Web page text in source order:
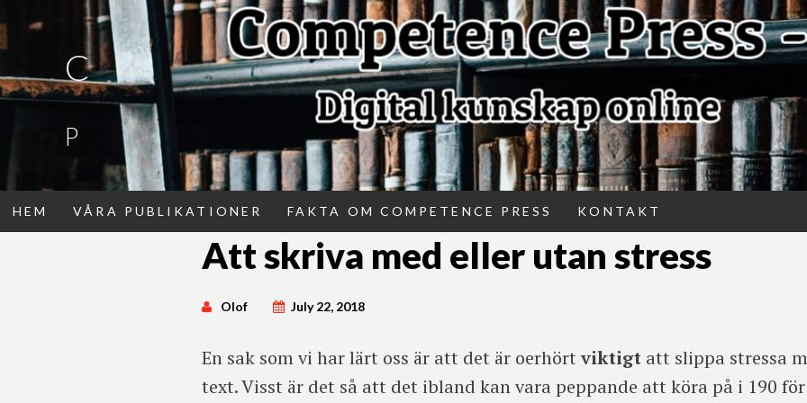
C
P
HEM VÅRA PUBLIKATIONER FAKTA OM COMPETENCE PRESS KONTAKT
Att skriva med eller utan stress
Olof July 22, 2018
En sak som vi har lärt oss är att det är oerhörtviktigt att slippa stressa
text. Visst är det så att det ibland kan vara peppande att köra på i 190 för